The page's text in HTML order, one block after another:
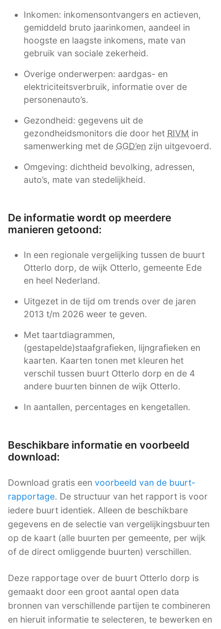
Inkomen: inkomensontvangers en actieven,
gemiddeld bruto jaarinkomen, aandeel in
hoogste en laagste inkomens, mate van
gebruik van sociale zekerheid.
Overige onderwerpen: aardgas- en
elektriciteitsverbruik, informatie over de
personenauto’s.
Gezondheid: gegevens uit de
gezondheidsmonitors die door het RIVM in
samenwerking met de GGD’en zijn uitgevoerd.
Omgeving: dichtheid bevolking, adressen,
auto’s, mate van stedelijkheid.
De informatie wordt op meerdere
manieren getoond:
In een regionale vergelijking tussen de buurt
Otterlo dorp, de wijk Otterlo, gemeente Ede
en heel Nederland.
Uitgezet in de tijd om trends over de jaren
2013 t/m 2026 weer te geven.
Met taartdiagrammen,
(gestapelde)staafgrafieken, lijngrafieken en
kaarten. Kaarten tonen met kleuren het
verschil tussen buurt Otterlo dorp en de 4
andere buurten binnen de wijk Otterlo.
In aantallen, percentages en kengetallen.
Beschikbare informatie en voorbeeld
download:
Download gratis een voorbeeld van de buurt-
rapportage. De structuur van het rapport is voor
iedere buurt identiek. Alleen de beschikbare
gegevens en de selectie van vergelijkingsbuurten
op de kaart (alle buurten per gemeente, per wijk
of de direct omliggende buurten) verschillen.
Deze rapportage over de buurt Otterlo dorp is
gemaakt door een groot aantal open data
bronnen van verschillende partijen te combineren
en hieruit informatie te selecteren, te bewerken en